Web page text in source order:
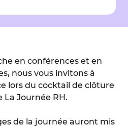
en conférences et en
nous vous invitons à
lors du cocktail de clôture
Journée RH.
de la journée auront mis